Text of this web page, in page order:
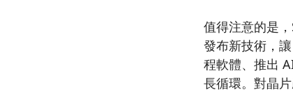
值得注意的是
發布新技術，
程軟體、推出
長循環。對晶